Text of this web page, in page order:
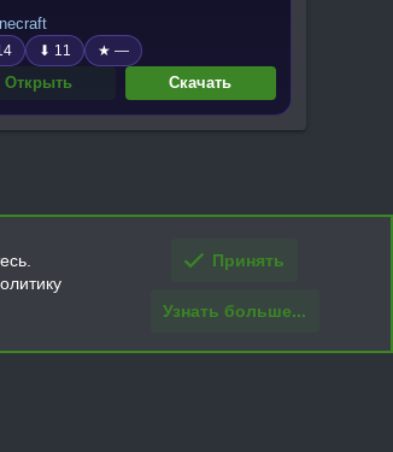
⬇ 11 ★ —
Открыть Скачать
Главная
R
S
Принять
Узнать больше...